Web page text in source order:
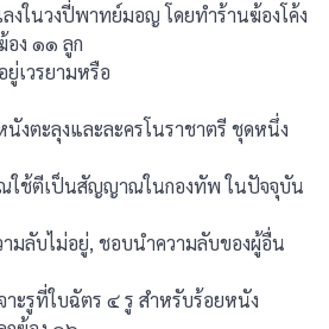
ลงในวงปี่พาทย์มอญ โดยทำร้านฆ้องโค้ง
ง ๑๑ ลูก
เวรยามหรือ
นังตะลุงและละครโนราชาตรี ชุดหนึ่ง
ณใช้ตีเป็นสัญญาณในกองทัพ ในปัจจุบัน
ามลับไม่อยู่, ชอบนําความลับของผู้อื่น
าะรูที่ใบฉัตร ๔ รู สําหรับร้อยหนัง